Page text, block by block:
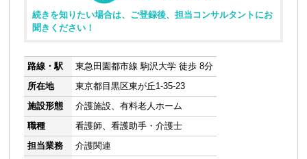
続きを知りたい場合は、ご登録後、担当コンサルタントにお
聞きください！
路線・駅
東急田園都市線 駒沢大学 徒歩 8分
所在地
東京都目黒区東が丘1-35-23
施設形態
介護施設、有料老人ホーム
職種
看護師、看護助手・介護士
担当業務
介護関連